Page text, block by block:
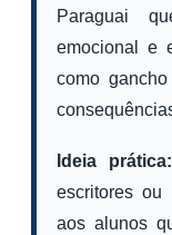
Paraguai
emocional e
como
Ideia prática:
escritores ou
aos alunos